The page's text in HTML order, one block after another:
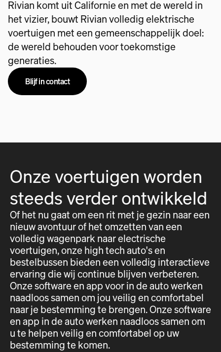
Rivian komt uit Californie en met de wereld in
het vizier, bouwt Rivian volledig elektrische
voertuigen met een gemeenschappelijk doel:
de wereld behouden voor toekomstige
generaties.
Blijf in contact
Onze voertuigen worden
steeds verder ontwikkeld
Of het nu gaat om een rit met je gezin naar een
nieuw avontuur of het omzetten van een
volledig wagenpark naar electrische
voertuigen, onze high tech auto's en
bestelbussen bieden een volledig interactieve
ervaring die wij continue blijven verbeteren.
Onze software en app voor in de auto werken
naadloos samen om jou veilig en comfortabel
naar je bestemming te brengen. Onze software
en app in de auto werken naadloos samen om
u te helpen veilig en comfortabel op uw
bestemming te komen.